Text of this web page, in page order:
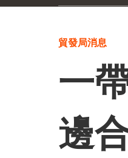
貿發局消息
一
邊